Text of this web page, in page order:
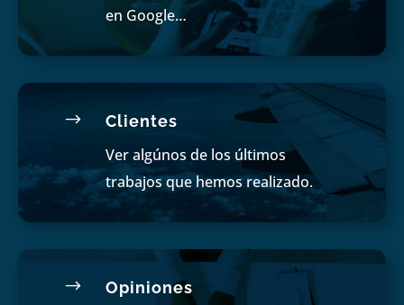
en Google…
$ Clientes
Ver algúnos de los últimos
trabajos que hemos realizado.
$ Opiniones